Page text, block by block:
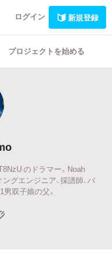
ログイン 新規登録
プロジェクトを始める
のドラマー。Noah
グエンジニア、採譜師、バ
男双子娘の父。